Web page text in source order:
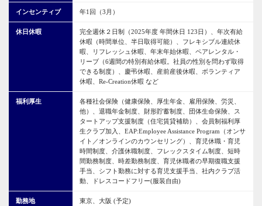
インセンティブ 年1回（3月）
休日休暇 完全週休２日制（2025年度 年間休日 123日）、 年次有給
休暇（時間単位、半日取得可能）、 フレキシブル連続休
暇、
リフレッシュ休暇、 年末年始休暇、 ペアレンタル・
リーブ（6週間の特別有給休暇。社員の性別を問わず取得
できる制度）、 慶弔休暇、 産前産後休暇、 ボランティア
休暇、 Re-Creation休暇 など
福利厚生
各種社会保険（健康保険、厚生年金、雇用保険、労災、
他）、 退職年金制度、 財形貯蓄制度、 団体生命保険、 ス
タートアップ支援制度（住宅賃貸補助）、 会員制福利厚
生クラブ加入、 EAP:Employee Assistance Program（オンサ
イト／オンラインのカウンセリング）、 育児休職・育児
時間制度、 介護休職制度、 フレックスタイム制度、 短時
間勤務制度、 時差勤務制度、 育児休職者の早期復職支援
手当、 シフト勤務に対する育児支援手当、 社内クラブ活
動、
ドレスコードフリー(服装自由)
勤務地 東京、大阪 (予定)